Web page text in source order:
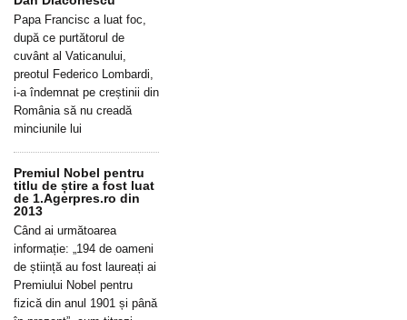
Papa Francisc a luat foc,
după ce purtătorul de
cuvânt al Vaticanului,
preotul Federico Lombardi,
i-a îndemnat pe creștinii din
România să nu creadă
minciunile lui
Premiul Nobel pentru
titlu de știre a fost luat
de 1.Agerpres.ro din
2013
Când ai următoarea
informație: „194 de oameni
de știință au fost laureați ai
Premiului Nobel pentru
fizică din anul 1901 și până